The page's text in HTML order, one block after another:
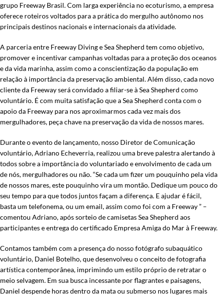
grupo Freeway Brasil. Com larga experiência no ecoturismo, a empresa
oferece roteiros voltados para a prática do mergulho autônomo nos
principais destinos nacionais e internacionais da atividade.
A parceria entre Freeway Diving e Sea Shepherd tem como objetivo,
promover e incentivar campanhas voltadas para a proteção dos oceanos
e da vida marinha, assim como a conscientização da população em
relação à importância da preservação ambiental. Além disso, cada novo
cliente da Freeway será convidado a filiar-se à Sea Shepherd como
voluntário. É com muita satisfação que a Sea Shepherd conta com o
apoio da Freeway para nos aproximarmos cada vez mais dos
mergulhadores, peça chave na preservação da vida de nossos mares.
Durante o evento de lançamento, nosso Diretor de Comunicação
voluntário, Adriano Echeverria, realizou uma breve palestra alertando à
todos sobre a importância do voluntariado e envolvimento de cada um
de nós, mergulhadores ou não. “Se cada um fizer um pouquinho pela vida
de nossos mares, este pouquinho vira um montão. Dedique um pouco do
seu tempo para que todos juntos façam a diferença. E ajudar é fácil,
basta um telefonema, ou um email, assim como foi com a Freeway ” –
comentou Adriano, após sorteio de camisetas Sea Shepherd aos
participantes e entrega do certificado Empresa Amiga do Mar à Freeway.
Contamos também com a presença do nosso fotógrafo subaquático
voluntário, Daniel Botelho, que desenvolveu o conceito de fotografia
artística contemporânea, imprimindo um estilo próprio de retratar o
meio selvagem. Em sua busca incessante por flagrantes e paisagens,
Daniel despende horas dentro da mata ou submerso nos lugares mais